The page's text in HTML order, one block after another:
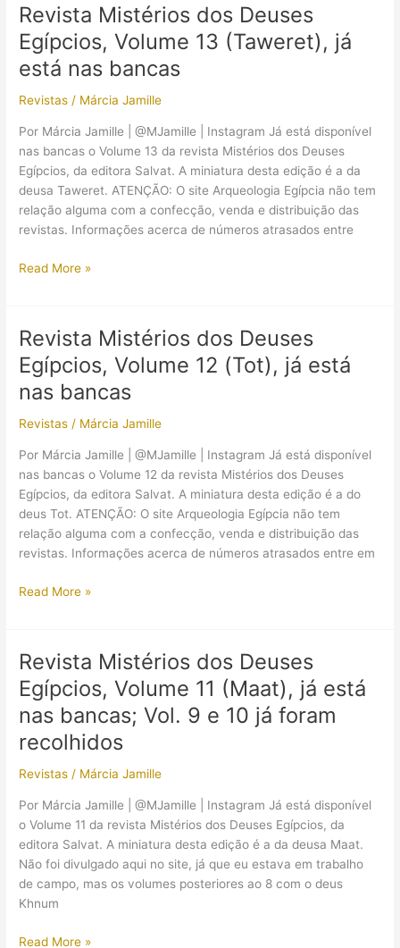
deuses
egípcios
Revista Mistérios dos Deuses
Egípcios, Volume 13 (Taweret), já
está nas bancas
Revistas / Márcia Jamille
Por Márcia Jamille | @MJamille | Instagram Já está disponível
nas bancas o Volume 13 da revista Mistérios dos Deuses
Egípcios, da editora Salvat. A miniatura desta edição é a da
deusa Taweret. ATENÇÃO: O site Arqueologia Egípcia não tem
relação alguma com a confecção, venda e distribuição das
revistas. Informações acerca de números atrasados entre
Revista
Egípcios,
Volume
13
(Taweret),
já
nas
bancas
Read More »
Revista Mistérios dos Deuses
Egípcios, Volume 12 (Tot), já está
nas bancas
Revistas / Márcia Jamille
Por Márcia Jamille | @MJamille | Instagram Já está disponível
nas bancas o Volume 12 da revista Mistérios dos Deuses
Egípcios, da editora Salvat. A miniatura desta edição é a do
deus Tot. ATENÇÃO: O site Arqueologia Egípcia não tem
relação alguma com a confecção, venda e distribuição das
revistas. Informações acerca de números atrasados entre em
Revista
Egípcios,
Volume
12
(Tot),
já
está
bancas
Read More »
Revista Mistérios dos Deuses
Egípcios, Volume 11 (Maat), já está
nas bancas; Vol. 9 e 10 já foram
recolhidos
Revistas / Márcia Jamille
Por Márcia Jamille | @MJamille | Instagram Já está disponível
o Volume 11 da revista Mistérios dos Deuses Egípcios, da
editora Salvat. A miniatura desta edição é a da deusa Maat.
Não foi divulgado aqui no site, já que eu estava em trabalho
de campo, mas os volumes posteriores ao 8 com o deus
Khnum
Revista
Read More »